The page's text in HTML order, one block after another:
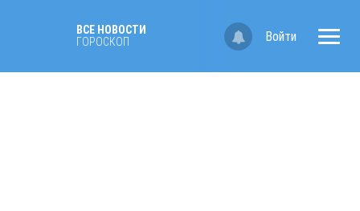
ВСЕ НОВОСТИ
ГОРОСКОП
Войти